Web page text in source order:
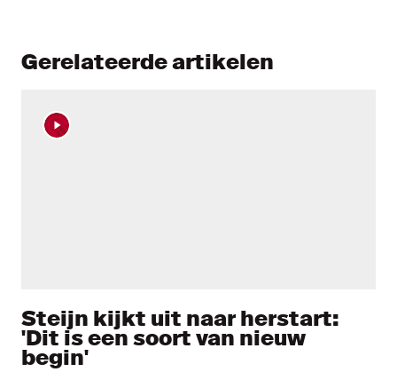
Gerelateerde artikelen
Steijn kijkt uit naar herstart:
'Dit is een soort van nieuw
begin'